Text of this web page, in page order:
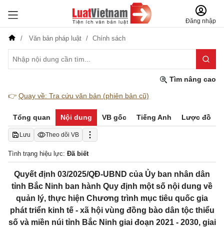
Đăng nhập
Văn bản pháp luật Chính sách
Tìm nâng cao
👉 Quay về: Tra cứu văn bản (phiên bản cũ)
Tổng quan Nội dung VB gốc Tiếng Anh Lược đồ
Lưu Theo dõi VB
Tình trạng hiệu lực: Đã biết
Quyết định 03/2025/QĐ-UBND của Ủy ban nhân dân
tỉnh Bắc Ninh ban hành Quy định một số nội dung về
quản lý, thực hiện Chương trình mục tiêu quốc gia
phát triển kinh tế - xã hội vùng đồng bào dân tộc thiểu
số và miền núi tỉnh Bắc Ninh giai đoạn 2021 - 2030, giai